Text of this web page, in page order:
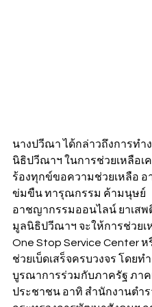
นางปวีณา ได้กล่าวถึงการทำ
นิธิปวีณาฯ ในการช่วยเหลือเ
ร้องทุกข์ขอความช่วยเหลือ
ข่มขืน ทารุณกรรม ค้ามนุษย์
อาชญากรรมออนไลน์ ยาเสพ
มูลนิธิปวีณาฯ จะให้การช่วยเ
One Stop Service Center ห
ช่วยเบ็ดเสร็จครบวงจร โดยท
บูรณาการร่วมกับภาครัฐ ภา
ประชาชน อาทิ สำนักงานตำ